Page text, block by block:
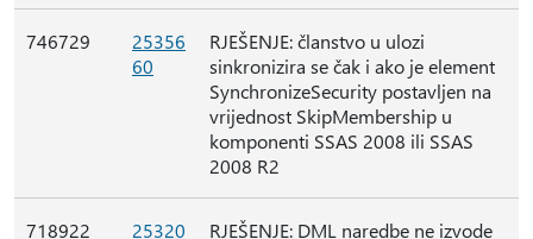
746729
25356
60
RJEŠENJE: članstvo u ulozi
sinkronizira se čak i ako je element
SynchronizeSecurity postavljen na
vrijednost SkipMembership u
komponenti SSAS 2008 ili SSAS
2008 R2
718922
25320
RJEŠENJE: DML naredbe ne izvode